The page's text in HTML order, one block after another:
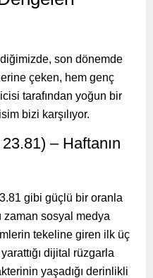
son dönemde
çeken, hem genç
tarafından yoğun bir
bizi karşılıyor.
– Haftanın
gibi güçlü bir oranla
zaman sosyal medya
tekeline giren ilk üç
dijital rüzgarla
yaşadığı derinlikli